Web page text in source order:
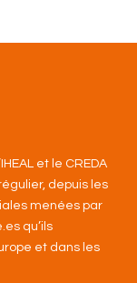
et le CREDA
depuis les
menées par
qu’ils
et dans les